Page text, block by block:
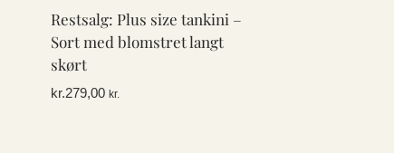
varianter.
Mulighederne
kan
Restsalg: Plus size tankini –
Sort med blomstret langt
skørt
kr.279,00 kr.